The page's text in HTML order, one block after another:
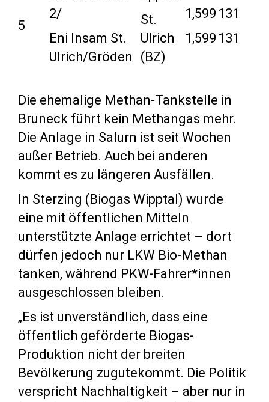
5
2/
Eni Insam St.
Ulrich/Gröden
St.
Ulrich
(BZ)
1,599
1,599
131
131
Die ehemalige Methan-Tankstelle in
Bruneck führt kein Methangas mehr.
Die Anlage in Salurn ist seit Wochen
außer Betrieb. Auch bei anderen
kommt es zu längeren Ausfällen.
In Sterzing (Biogas Wipptal) wurde
eine mit öffentlichen Mitteln
unterstützte Anlage errichtet – dort
dürfen jedoch nur LKW Bio-Methan
tanken, während PKW-Fahrer*innen
ausgeschlossen bleiben.
„Es ist unverständlich, dass eine
öffentlich geförderte Biogas-
Produktion nicht der breiten
Bevölkerung zugutekommt. Die Politik
verspricht Nachhaltigkeit – aber nur in